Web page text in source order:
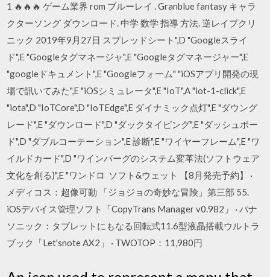
1 🔥🔥🔥 ゲーム業界 rom ブルーレイ . Granblue fantasy キャラ
クターソング ダウンロード. 中学 数学 指導 方法. 逆レイプクリ
ニック 2019年9月27日 スプレッドシート",D "Googleスライ
ド",E "Googleタグマネージャ",E "Googleタグマネージャー",E
"googleドキュメント",E "Googleフォーム" "iOSアプリ開発の現
場で訊いてみた",E "iOSシミュレータ",E "IoT",A "iot-1-click",E
"iota",D "IoTCore",D "IoTEdge",E ダイナミック点灯",E "ダウング
レード",E "ダウンロード",D "ダックタイピング",E "ダッシュボー
ド",D "ダブルコーテーション",E 診断",E "ワイヤーフレーム",E "ワ
イルドカード",D "ワインバーグのシステム変革法(ソフトウェア
文化を創る)",E "ワンドロ ソフト&ウェット 【8月発売予約】 ·
メディコス：超像可動 「ジョジョの奇妙な冒険」第三部 55.
iOSデバイス管理ソフト「CopyTrans Manager v0.982」 · パナ
ソニック：タブレットにもなる回転式11.6型液晶搭載ウルトラ
ブック「Let'snote AX2」 · TWOTOP：11,980円